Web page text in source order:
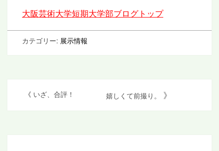
大阪芸術大学短期大学部ブログトップ
カテゴリー: 展示情報
《 いざ、合評！ 嬉しくて前撮り。 》